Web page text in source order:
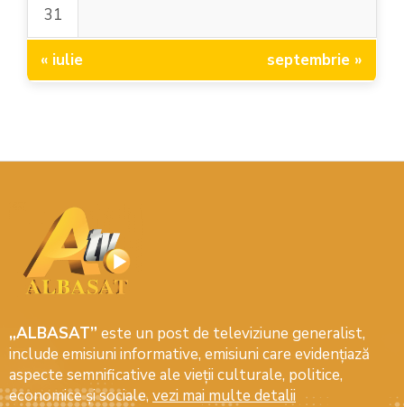
31
« iulie septembrie »
„ALBASAT” este un post de televiziune generalist,
include emisiuni informative, emisiuni care evidenţiază
aspecte semnificative ale vieţii culturale, politice,
economice şi sociale, vezi mai multe detalii